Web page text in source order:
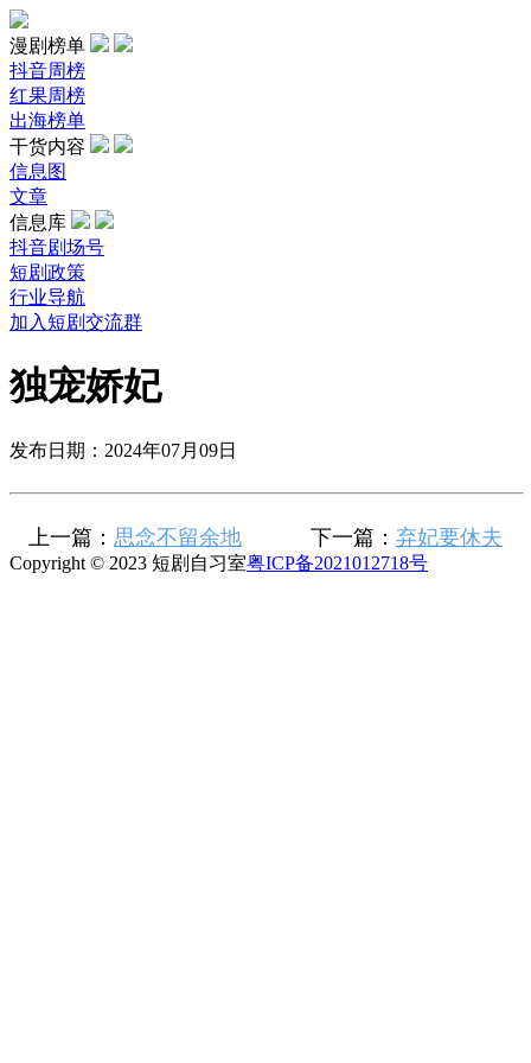
漫剧榜单
抖音周榜
红果周榜
出海榜单
干货内容
信息图
文章
信息库
抖音剧场号
短剧政策
行业导航
加入短剧交流群
独宠娇妃
发布日期：2024年07月09日
上一篇： 思念不留余地 下一篇： 弃妃要休夫
Copyright © 2023 短剧自习室粤ICP备2021012718号